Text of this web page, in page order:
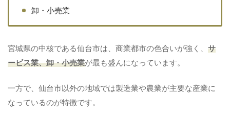
卸・小売業
宮城県の中核である仙台市は、商業都市の色合いが強く、 サ
ービス業、卸・小売業が最も盛んになっています。
一方で、仙台市以外の地域では製造業や農業が主要な産業に
なっているのが特徴です。